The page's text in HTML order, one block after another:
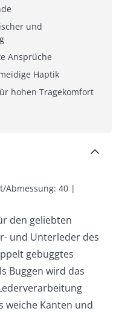
und
Ansprüche
Haptik
hohen Tragekomfort
Abmessung: 40 |
den geliebten
und Unterleder des
gebuggtes
Buggen wird das
weiche Kanten und